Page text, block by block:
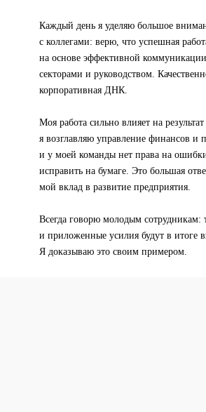
Каждый день я уделяю большое
с коллегами: верю, что успешная
на основе эффективной
секторами и руководством.
корпоративная ДНК.
Моя работа сильно влияет на
я возглавляю управление финансов и
и у моей команды нет права на
исправить на бумаге. Это большая
мой вклад в развитие предприятия.
Всегда говорю молодым сотрудникам:
и приложенные усилия будут в итоге
Я доказываю это своим примером.